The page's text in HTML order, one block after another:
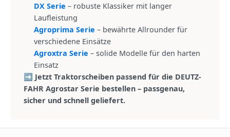
DX Serie – robuste Klassiker mit langer
Laufleistung
Agroprima Serie – bewährte Allrounder für
verschiedene Einsätze
Agroxtra Serie – solide Modelle für den harten
Einsatz
➡️ Jetzt Traktorscheiben passend für die DEUTZ-
FAHR Agrostar Serie bestellen – passgenau,
sicher und schnell geliefert.